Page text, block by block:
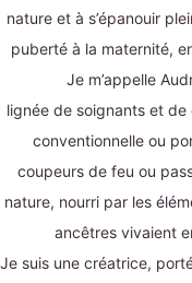
nature et à s’épanouir
puberté à la maternité,
Je m’appelle Audrey
lignée de soignants et de
conventionnelle ou
coupeurs de feu ou
nature, nourri par les
ancêtres vivaient
Je suis une créatrice,